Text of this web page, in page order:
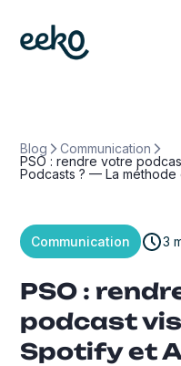
Blog
Communication
PSO : rendre votre
Podcasts ? — La méthode
Communication 3
PSO :
podcast
Spotify et